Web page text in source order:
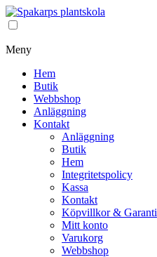
Meny
Hem
Butik
Webbshop
Anläggning
Kontakt
Anläggning
Butik
Hem
Integritetspolicy
Kassa
Kontakt
Köpvillkor & Garanti
Mitt konto
Varukorg
Webbshop